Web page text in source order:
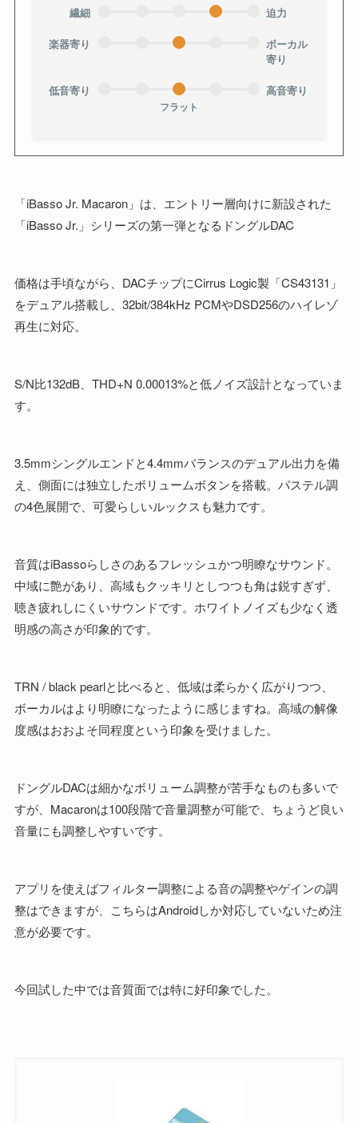
繊細 迫力
楽器寄り
ボーカル
寄り
低音寄り
フラット
高音寄り
「iBasso Jr. Macaron」は、エントリー層向けに新設された
「iBasso Jr.」シリーズの第一弾となるドングルDAC
価格は手頃ながら、DACチップにCirrus Logic製「CS43131」
をデュアル搭載し、32bit/384kHz PCMやDSD256のハイレゾ
再生に対応。
S/N比132dB、THD+N 0.00013%と低ノイズ設計となっていま
す。
3.5mmシングルエンドと4.4mmバランスのデュアル出力を備
え、側面には独立したボリュームボタンを搭載。パステル調
の4色展開で、可愛らしいルックスも魅力です。
音質はiBassoらしさのあるフレッシュかつ明瞭なサウンド。
中域に艶があり、高域もクッキリとしつつも角は鋭すぎず、
聴き疲れしにくいサウンドです。ホワイトノイズも少なく透
明感の高さが印象的です。
TRN / black pearlと比べると、低域は柔らかく広がりつつ、
ボーカルはより明瞭になったように感じますね。高域の解像
度感はおおよそ同程度という印象を受けました。
ドングルDACは細かなボリューム調整が苦手なものも多いで
すが、Macaronは100段階で音量調整が可能で、ちょうど良い
音量にも調整しやすいです。
アプリを使えばフィルター調整による音の調整やゲインの調
整はできますが、こちらはAndroidしか対応していないため注
意が必要です。
今回試した中では音質面では特に好印象でした。